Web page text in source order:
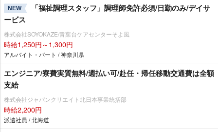
NEW
「福祉調理スタッフ」調理師免許必須/日勤のみ/デイサ
ービス
株式会社SOYOKAZE/青葉台ケアセンターそよ風
時給1,250円～1,300円
アルバイト・パート / 神奈川県
エンジニア/寮費実質無料/週払い可/赴任・帰任移動交通費は全額
支給
株式会社ジャパンクリエイト北日本事業統括部
時給2,200円
派遣社員 / 北海道